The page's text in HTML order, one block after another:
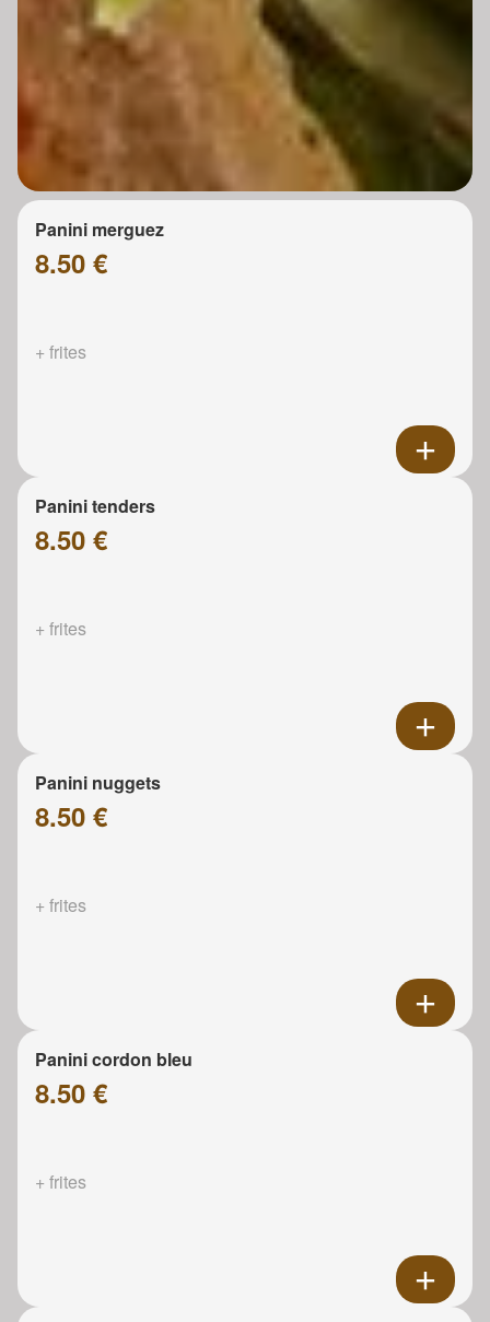
Panini merguez
8.50 €
+ frites
Panini tenders
8.50 €
+ frites
Panini nuggets
8.50 €
+ frites
Panini cordon bleu
8.50 €
+ frites